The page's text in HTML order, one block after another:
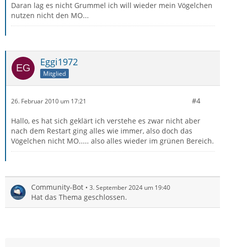
Daran lag es nicht Grummel ich will wieder mein Vögelchen
nutzen nicht den MO...
Eggi1972
Mitglied
26. Februar 2010 um 17:21 #4
Hallo, es hat sich geklärt ich verstehe es zwar nicht aber
nach dem Restart ging alles wie immer, also doch das
Vögelchen nicht MO..... also alles wieder im grünen Bereich.
Community-Bot 3. September 2024 um 19:40
Hat das Thema geschlossen.